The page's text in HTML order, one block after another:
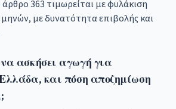
363 τιμωρείται με φυλάκιση
με δυνατότητα επιβολής και
ασκήσει αγωγή για
και πόση αποζημίωση